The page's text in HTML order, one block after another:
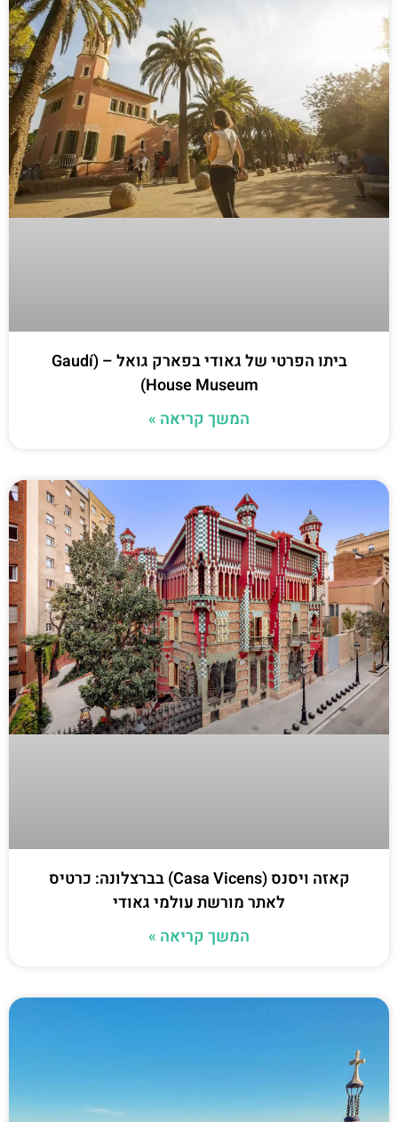
ביתו הפרטי של גאודי בפארק גואל – (Gaudí
House Museum)
המשך קריאה »
קאזה ויסנס (Casa Vicens) בברצלונה: כרטיס
לאתר מורשת עולמי גאודי
המשך קריאה »